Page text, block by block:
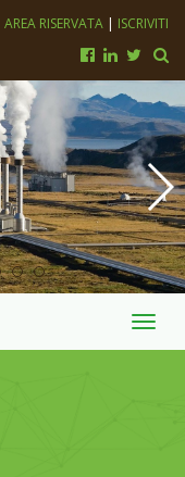
AREA RISERVATA | ISCRIVITI